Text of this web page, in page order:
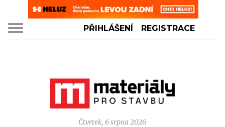
PŘIHLÁŠENÍ REGISTRACE
Čtvrtek, 6 srpna 2026